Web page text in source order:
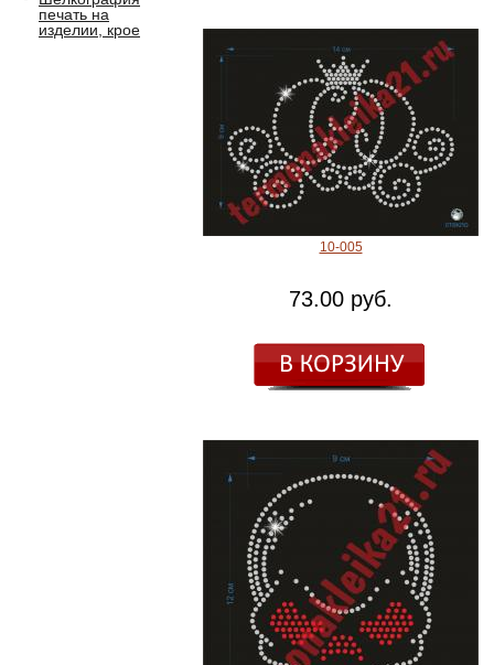
печать на
изделии, крое
10-005
73.00 руб.